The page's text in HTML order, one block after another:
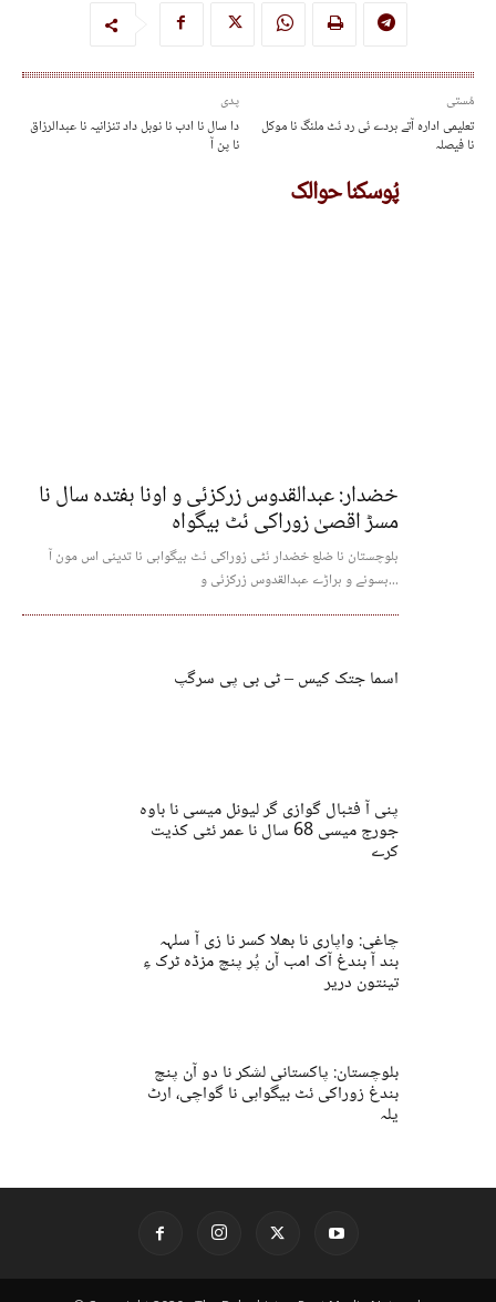
پدی
دا سال نا ادب نا نوبل داد تنزانیہ نا عبدالرزاق
نا پن آ
مُستی
تعلیمی ادارہ آتے ہردے ئی رد ئٹ ملنگ نا موکل
نا فیصلہ
پُوسکنا حوالک
خضدار: عبدالقدوس زرکزئی و اونا ہفتدہ سال نا
مسڑ اقصیٰ زوراکی ئٹ بیگواہ
بلوچستان نا ضلع خضدار ئٹی زوراکی ئٹ بیگواہی نا تدینی اس مون آ
بسونے و ہراڑے عبدالقدوس زرکزئی و...
اسما جتک کیس – ٹی بی پی سرگپ
پنی آ فٹبال گوازی گر لیونل میسی نا باوہ
جورج میسی 68 سال نا عمر ئٹی کذیت
کرے
چاغی: واپاری نا بھلا کسر نا زی آ سلہہ
بند آ بندغ آک امب آن پُر پنچ مزڈہ ٹرک ءِ
تینتون دریر
بلوچستان: پاکستانی لشکر نا دو آن پنچ
بندغ زوراکی ئٹ بیگواہی نا گواچی، ارٹ
یلہ